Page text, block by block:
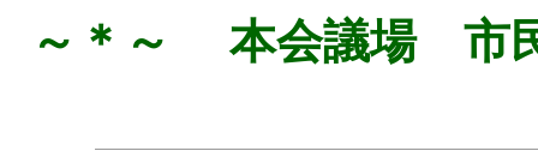
～＊～ 本会議場 市